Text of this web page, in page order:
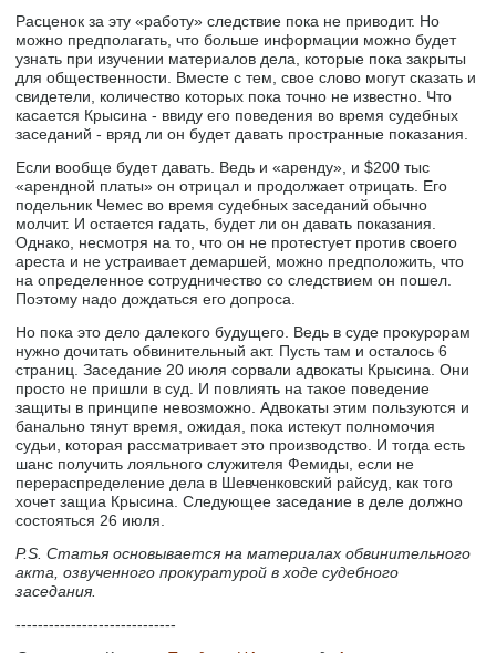
Расценок за эту «работу» следствие пока не приводит. Но
можно предполагать, что больше информации можно будет
узнать при изучении материалов дела, которые пока закрыты
для общественности. Вместе с тем, свое слово могут сказать и
свидетели, количество которых пока точно не известно. Что
касается Крысина - ввиду его поведения во время судебных
заседаний - вряд ли он будет давать пространные показания.
Если вообще будет давать. Ведь и «аренду», и $200 тыс
«арендной платы» он отрицал и продолжает отрицать. Его
подельник Чемес во время судебных заседаний обычно
молчит. И остается гадать, будет ли он давать показания.
Однако, несмотря на то, что он не протестует против своего
ареста и не устраивает демаршей, можно предположить, что
на определенное сотрудничество со следствием он пошел.
Поэтому надо дождаться его допроса.
Но пока это дело далекого будущего. Ведь в суде прокурорам
нужно дочитать обвинительный акт. Пусть там и осталось 6
страниц. Заседание 20 июля сорвали адвокаты Крысина. Они
просто не пришли в суд. И повлиять на такое поведение
защиты в принципе невозможно. Адвокаты этим пользуются и
банально тянут время, ожидая, пока истекут полномочия
судьи, которая рассматривает это производство. И тогда есть
шанс получить лояльного служителя Фемиды, если не
перераспределение дела в Шевченковский райсуд, как того
хочет защиа Крысина. Следующее заседание в деле должно
состояться 26 июля.
P.S. Статья основывается на материалах обвинительного
акта, озвученного прокуратурой в ходе судебного
заседания.
-----------------------------